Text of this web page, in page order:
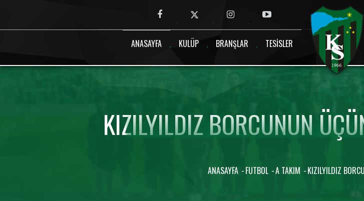
ANASAYFA KULÜP BRANŞLAR TESISLER
KIZILYILDIZ BORCUNUN
ANASAYFA FUTBOL A TAKIM KIZILYILDIZ